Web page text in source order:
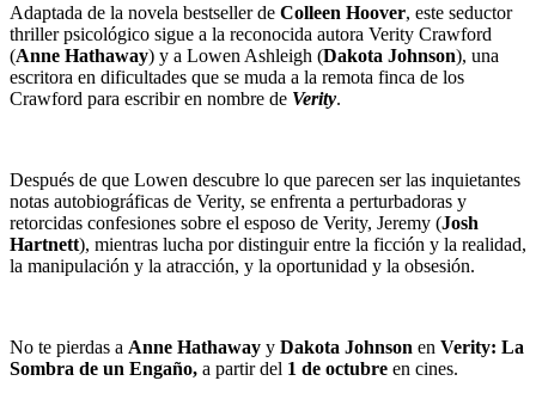
Adaptada de la novela bestseller de Colleen Hoover, este seductor
thriller psicológico sigue a la reconocida autora Verity Crawford
(Anne Hathaway) y a Lowen Ashleigh (Dakota Johnson), una
escritora en dificultades que se muda a la remota finca de los
Crawford para escribir en nombre de Verity.
Después de que Lowen descubre lo que parecen ser las inquietantes
notas autobiográficas de Verity, se enfrenta a perturbadoras y
retorcidas confesiones sobre el esposo de Verity, Jeremy (Josh
Hartnett), mientras lucha por distinguir entre la ficción y la realidad,
la manipulación y la atracción, y la oportunidad y la obsesión.
No te pierdas a Anne Hathaway y Dakota Johnson en Verity: La
Sombra de un Engaño, a partir del 1 de octubre en cines.